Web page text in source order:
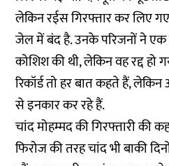
लेकिन रईस गिरफ्तार कर लिए
जेल में बंद है. उनके परिजनों ने एक
कोशिश की थी, लेकिन वह रद्द
रिकॉर्ड तो हर बात कहते हैं,
से इनकार कर रहे हैं.
चांद मोहम्मद की गिरफ्तारी की
फिरोज की तरह चांद भी बाकी